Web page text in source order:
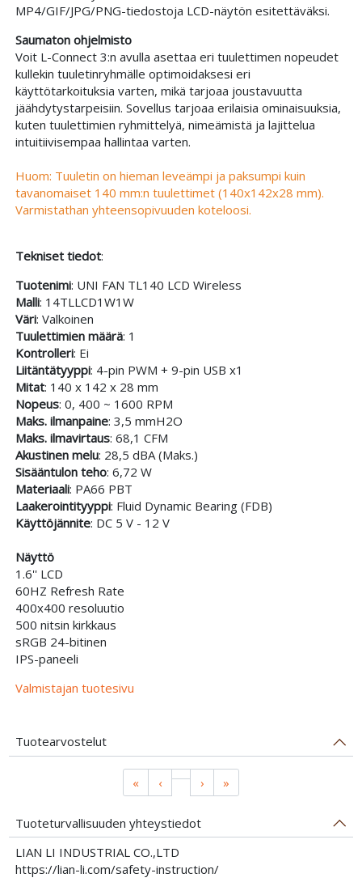
MP4/GIF/JPG/PNG-tiedostoja LCD-näytön esitettäväksi.
Saumaton ohjelmisto
Voit L-Connect 3:n avulla asettaa eri tuulettimen nopeudet
kullekin tuuletinryhmälle optimoidaksesi eri
käyttötarkoituksia varten, mikä tarjoaa joustavuutta
jäähdytystarpeisiin. Sovellus tarjoaa erilaisia ominaisuuksia,
kuten tuulettimien ryhmittelyä, nimeämistä ja lajittelua
intuitiivisempaa hallintaa varten.
Huom: Tuuletin on hieman leveämpi ja paksumpi kuin
tavanomaiset 140 mm:n tuulettimet (140x142x28 mm).
Varmistathan yhteensopivuuden koteloosi.
Tekniset tiedot:
Tuotenimi: UNI FAN TL140 LCD Wireless
Malli: 14TLLCD1W1W
Väri: Valkoinen
Tuulettimien määrä: 1
Kontrolleri: Ei
Liitäntätyyppi: 4-pin PWM + 9-pin USB x1
Mitat: 140 x 142 x 28 mm
Nopeus: 0, 400 ~ 1600 RPM
Maks. ilmanpaine: 3,5 mmH2O
Maks. ilmavirtaus: 68,1 CFM
Akustinen melu: 28,5 dBA (Maks.)
Sisääntulon teho: 6,72 W
Materiaali: PA66 PBT
Laakerointityyppi: Fluid Dynamic Bearing (FDB)
Käyttöjännite: DC 5 V - 12 V
Näyttö
1.6'' LCD
60HZ Refresh Rate
400x400 resoluutio
500 nitsin kirkkaus
sRGB 24-bitinen
IPS-paneeli
Valmistajan tuotesivu
Tuotearvostelut
« ‹ › »
Tuoteturvallisuuden yhteystiedot
LIAN LI INDUSTRIAL CO.,LTD
https://lian-li.com/safety-instruction/